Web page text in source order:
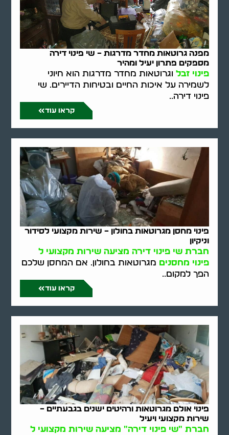
מפנה גרוטאות מחדר מדרגות – שי פינוי דירה
מספקים פתרון יעיל ומהיר
פינוי זבל וגרוטאות מחדר מדרגות הוא חיוני
לשמירה על איכות החיים ובטיחות הדיירים. שי
פינוי דירה..
קראו עוד
פינוי מחסן מגרוטאות בחולון – שירות מקצועי לסידור
וניקיון
חברת שי פינוי דירה מציעה שירות מקצועי ל
פינוי מחסנים מגרוטאות בחולון. אם המחסן שלכם
הפך למקום..
קראו עוד
פינוי אולם מגרוטאות ורהיטים ישנים בגבעתיים –
שירות מקצועי ויעיל
חברת "שי פינוי דירה" מציעה שירות מקצועי ל